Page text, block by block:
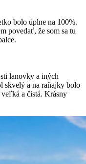
bolo úplne na 100%.
povedať, že som sa tu
lanovky a iných
skvelý a na raňajky bolo
a čistá. Krásny